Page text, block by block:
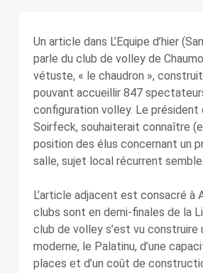
Un article dans L’Equipe d’hier
parle du club de volley de
vétuste, « le chaudron »,
pouvant accueillir 847
configuration volley. Le président
Soirfeck, souhaiterait connaître
position des élus concernant un
salle, sujet local récurrent semble
L’article adjacent est consacré à
clubs sont en demi-finales de la
club de volley s’est vu construire
moderne, le Palatinu, d’une
places et d’un coût de